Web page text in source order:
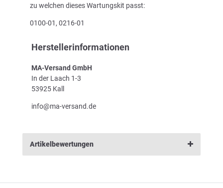
zu welchen dieses Wartungskit passt:
0100-01, 0216-01
Herstellerinformationen
MA-Versand GmbH
In der Laach 1-3
53925 Kall
info@ma-versand.de
Artikelbewertungen